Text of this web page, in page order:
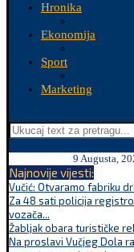
Hronika
Ekonomija
Sport
Marketing
9 Augusta,
Najnovije vijesti:
Vučić: Otvaramo fabriku
Za 48 sati policija
vozača...
Žabljak obara turističke
Na proslavi Vučjeg Dola